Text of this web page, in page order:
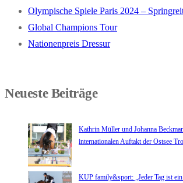
Olympische Spiele Paris 2024 –
Global Champions Tour
Nationenpreis Dressur
Neueste Beiträge
Kathrin Müller und Johanna
internationalen Auftakt der Ostsee
KUP family&sport: „Jeder Tag ist